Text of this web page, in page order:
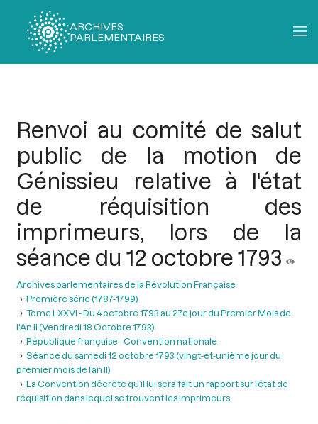
ARCHIVES
PARLEMENTAIRES
Renvoi au comité de salut
public de la motion de
Génissieu relative à l'état
de réquisition des
imprimeurs, lors de la
séance du 12 octobre 1793
Archives parlementaires de la Révolution Française
Première série (1787-1799)
Tome LXXVI - Du 4 octobre 1793 au 27e jour du Premier Mois de
l'An II (Vendredi 18 Octobre 1793)
République française - Convention nationale
Séance du samedi 12 octobre 1793 (vingt-et-unième jour du
premier mois de l’an II)
La Convention décrète qu’il lui sera fait un rapport sur l’état de
réquisition dans lequel se trouvent les imprimeurs